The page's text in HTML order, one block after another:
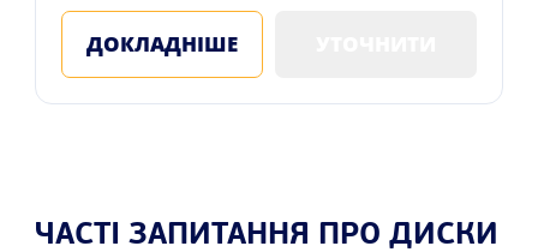
ДОКЛАДНІШЕ
ЧАСТІ ЗАПИТАННЯ ПРО ДИСКИ